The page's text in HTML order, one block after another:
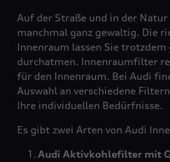
Auf der Straße und in der Natur
manchmal ganz gewaltig. Die
Innenraum lassen Sie trotzdem
durchatmen. Innenraumfilter
für den Innenraum. Bei Audi
Auswahl an verschiedene
Ihre individuellen Bedürfnisse.
Es gibt zwei Arten von Audi
Audi Aktivkohlefilter mit